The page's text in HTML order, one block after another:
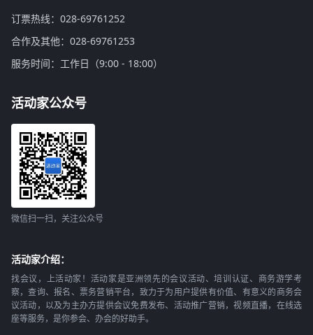
订票热线：028-69761252
合作及其他：028-69761253
服务时间：工作日（9:00 - 18:00）
活动家公众号
微信扫一扫，关注公众号
活动家介绍：
找会议，上活动家！活动家是亚洲领先的会议活动、培训认证、商务游学考
察，查询、报名、票务营销平台，致力于为用户提供有价值、有意义的商务会
议活动，以及为主办方提供会议免费发布、活动推广营销，视频直播，在线选
座等服务，是你参会、办会的好助手。